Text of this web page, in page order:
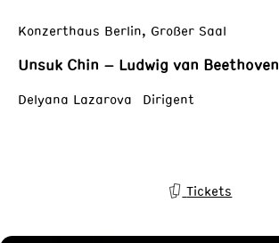
Konzerthaus Berlin, Großer Saal
Unsuk Chin – Ludwig van Beethoven
Delyana Lazarova Dirigent
Tickets